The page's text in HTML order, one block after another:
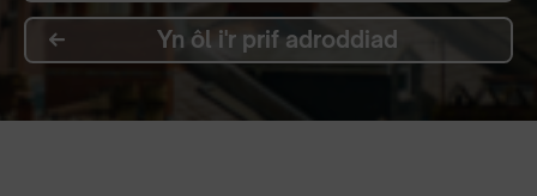
Yn ôl i'r prif adroddiad